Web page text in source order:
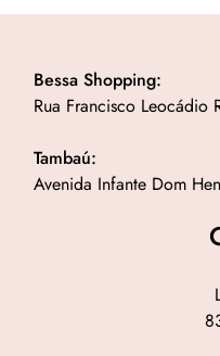
Bessa Shopping:
Rua Francisco Leocádio
Tambaú:
Avenida Infante Dom